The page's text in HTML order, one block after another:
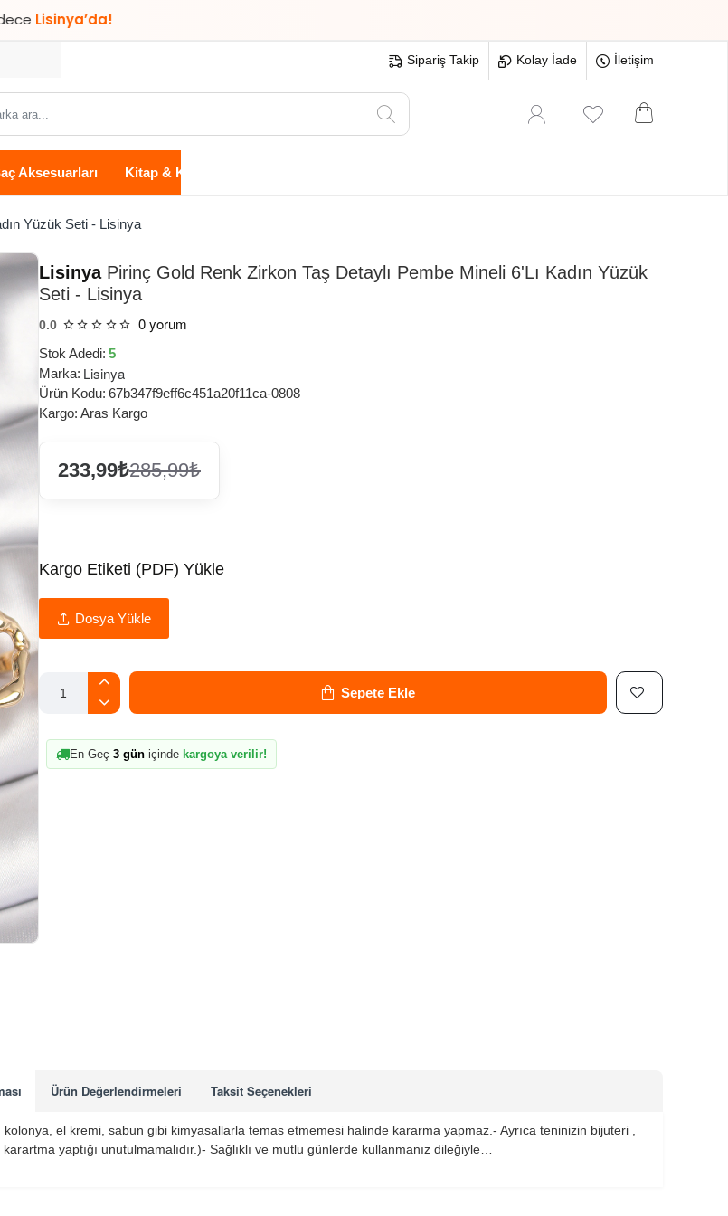
Sipariş Takip Kolay İade İletişim
Aksesuarları Kitap & Kırtasiye
Yüzük Seti - Lisinya
LisinyaPirinç Gold Renk Zirkon Taş Detaylı Pembe Mineli 6'Lı Kadın Yüzük
Seti - Lisinya
0.0 0 yorum
Stok Adedi: 5
Marka: Lisinya
Ürün Kodu: 67b347f9eff6c451a20f11ca-0808
Kargo: Aras Kargo
233,99₺285,99₺
Kargo Etiketi (PDF) Yükle
Dosya Yükle
Sepete Ekle
En Geç 3 gün içinde kargoya verilir!
Ürün Değerlendirmeleri Taksit Seçenekleri
el kremi, sabun gibi kimyasallarla temas etmemesi halinde kararma yapmaz.- Ayrıca teninizin bijuteri ,
yaptığı unutulmamalıdır.)- Sağlıklı ve mutlu günlerde kullanmanız dileğiyle…